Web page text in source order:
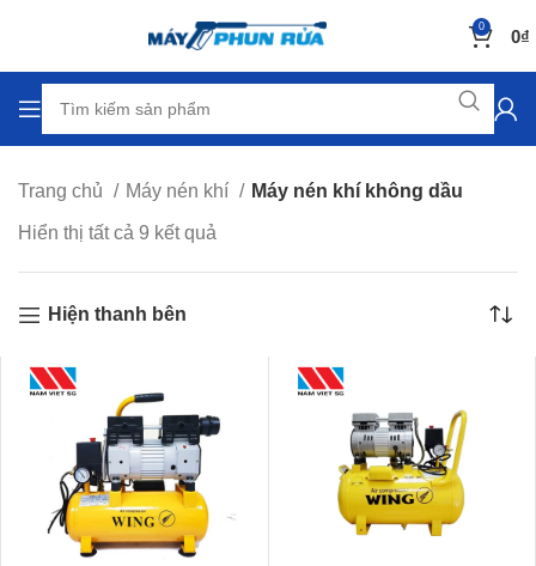
0 0₫
Trang chủ Máy nén khí Máy nén khí không dầu
Hiển thị tất cả 9 kết quả
Hiện thanh bên